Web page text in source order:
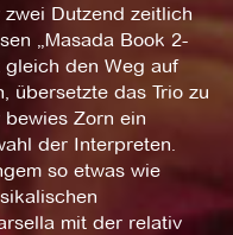
Dutzend zeitlich
„Masada Book 2-
gleich den Weg auf
übersetzte das Trio zu
Zorn ein
der Interpreten.
so etwas wie
mit der relativ